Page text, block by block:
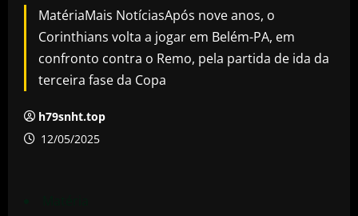
MatériaMais NotíciasApós nove anos, o
Corinthians volta a jogar em Belém-PA, em
confronto contra o Remo, pela partida de ida da
terceira fase da Copa
h79snht.top
12/05/2025